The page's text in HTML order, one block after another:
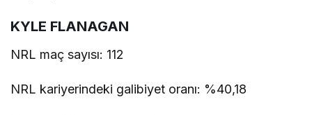
KYLE FLANAGAN
NRL maç sayısı: 112
NRL kariyerindeki galibiyet oranı: %40,18